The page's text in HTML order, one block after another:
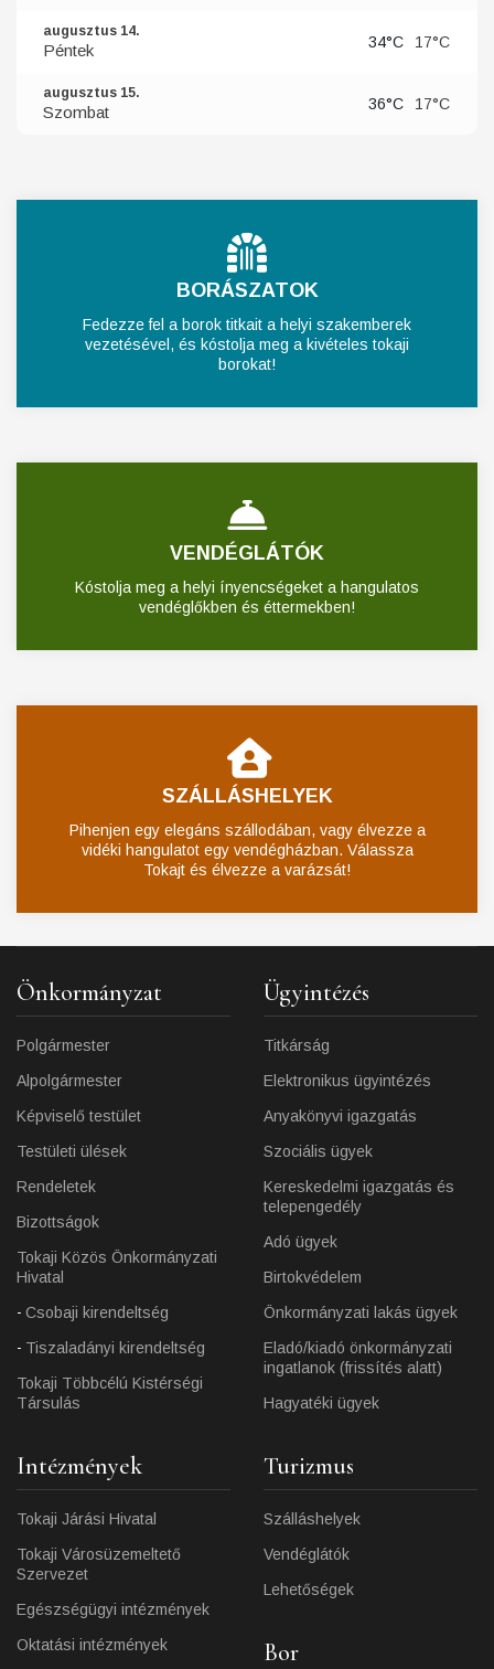
augusztus 14.
Péntek 34°C 17°C
augusztus 15.
Szombat 36°C 17°C
BORÁSZATOK
Fedezze fel a borok titkait a helyi szakemberek
vezetésével, és kóstolja meg a kivételes tokaji
borokat!
VENDÉGLÁTÓK
Kóstolja meg a helyi ínyencségeket a hangulatos
vendéglőkben és éttermekben!
SZÁLLÁSHELYEK
Pihenjen egy elegáns szállodában, vagy élvezze a
vidéki hangulatot egy vendégházban. Válassza
Tokajt és élvezze a varázsát!
Önkormányzat
Polgármester
Alpolgármester
Képviselő testület
Testületi ülések
Rendeletek
Bizottságok
Tokaji Közös Önkormányzati
Hivatal
Csobaji kirendeltség
Tiszaladányi kirendeltség
Tokaji Többcélú Kistérségi
Társulás
Ügyintézés
Titkárság
Elektronikus ügyintézés
Anyakönyvi igazgatás
Szociális ügyek
Kereskedelmi igazgatás és
telepengedély
Adó ügyek
Birtokvédelem
Önkormányzati lakás ügyek
Eladó/kiadó önkormányzati
ingatlanok (frissítés alatt)
Hagyatéki ügyek
Intézmények
Tokaji Járási Hivatal
Tokaji Városüzemeltető
Szervezet
Egészségügyi intézmények
Oktatási intézmények
Turizmus
Szálláshelyek
Vendéglátók
Lehetőségek
Bor